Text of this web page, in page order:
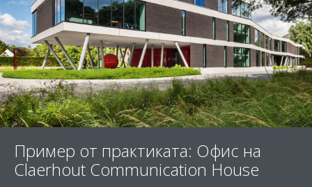
Пример от практиката: Офис на
Claerhout Communication House